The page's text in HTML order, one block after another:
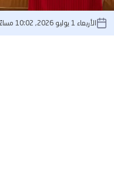
الأربعاء 1 يوليو 2026, 10:02 مساءً